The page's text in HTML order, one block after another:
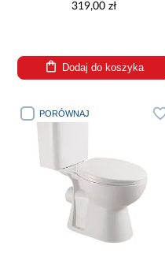
319,00 zł
Dodaj do koszyka
PORÓWNAJ